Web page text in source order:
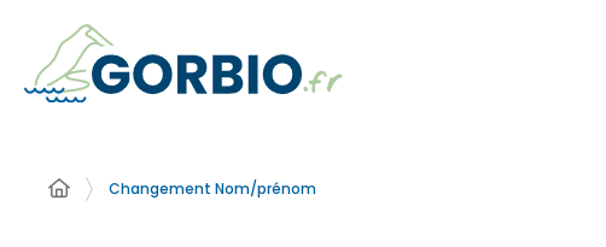
Changement Nom/prénom